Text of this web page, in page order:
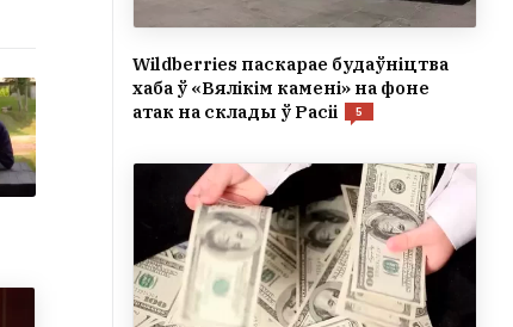
Wildberries паскарае будаўніцтва
хаба ў «Вялікім камені» на фоне
атак на склады ў Расіі
5